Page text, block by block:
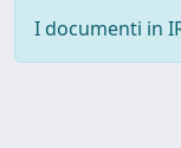
I documenti in